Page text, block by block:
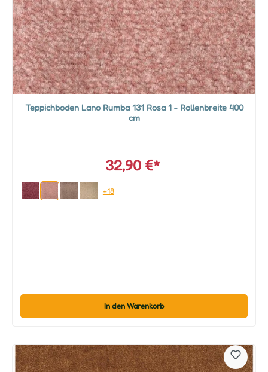
Teppichboden Lano Rumba 131 Rosa 1 - Rollenbreite 400
cm
32,90 €*
+18
In den Warenkorb